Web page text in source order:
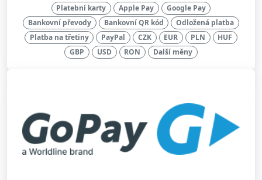
Platební karty Apple Pay
Google Pay
Bankovní převody
Bankovní QR kód
Odložená platba
Platba na třetiny
PayPal CZK EUR PLN
HUF
GBP
USD RON Další měny